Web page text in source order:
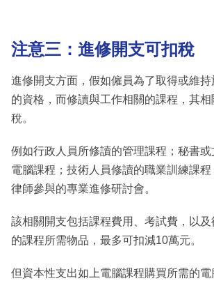
注意三：進修開支可扣稅
進修開支方面，假如僱員為了取得或維
的資格，而修讀與工作相關的課程，其
稅。
例如行政人員所修讀的管理課程；秘書
電腦課程；技術人員修讀的職業訓練課
律師參與的專業進修研討會。
該相關開支包括課程費用、考試費，以
的課程所需物品，最多可扣減10萬元。
但資本性支出如上電腦課程購買所需的